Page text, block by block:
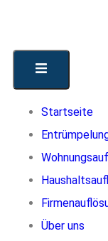
Startseite
Über uns